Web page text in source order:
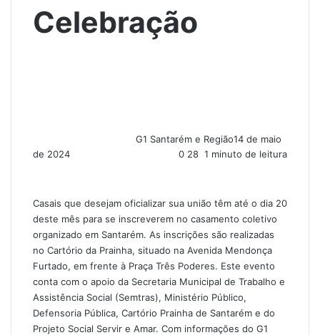
Celebração
G1 Santarém e Região14 de maio
de 2024
0 28 1 minuto de leitura
Casais que desejam oficializar sua união têm até o dia 20
deste mês para se inscreverem no casamento coletivo
organizado em Santarém. As inscrições são realizadas
no Cartório da Prainha, situado na Avenida Mendonça
Furtado, em frente à Praça Três Poderes. Este evento
conta com o apoio da Secretaria Municipal de Trabalho e
Assistência Social (Semtras), Ministério Público,
Defensoria Pública, Cartório Prainha de Santarém e do
Projeto Social Servir e Amar. Com informações do G1